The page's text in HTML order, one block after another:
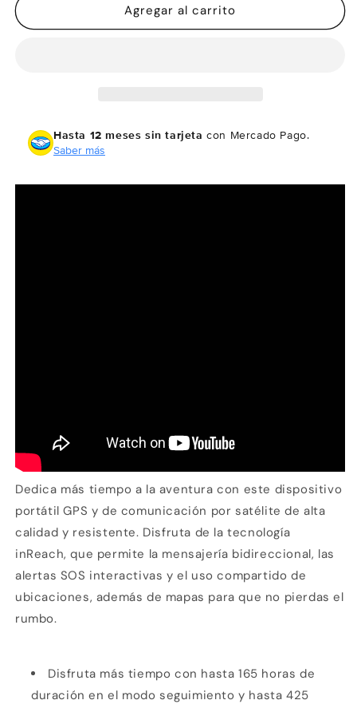
GPSMAP
Garmin
GPSMAP
Agregar al carrito
Hasta 12 meses sin tarjeta con Mercado Pago.
Saber más
Dedica más tiempo a la aventura con este dispositivo
portátil GPS y de comunicación por satélite de alta
calidad y resistente. Disfruta de la tecnología
inReach, que permite la mensajería bidireccional, las
alertas SOS interactivas y el uso compartido de
ubicaciones, además de mapas para que no pierdas el
rumbo.
Disfruta más tiempo con hasta 165 horas de
duración en el modo seguimiento y hasta 425